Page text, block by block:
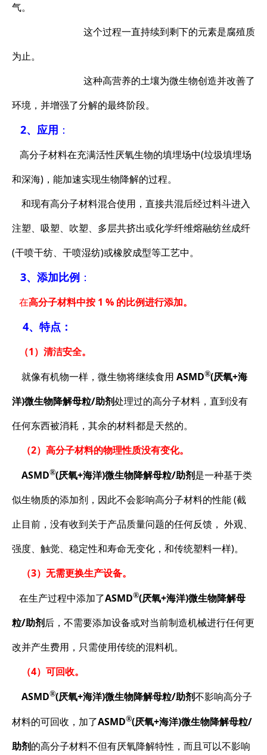
气。
这个过程一直持续到剩下的元素是腐殖质
为止。
这种高营养的土壤为微生物创造并改善了
环境，并增强了分解的最终阶段。
2、应用 ：
高分子材料在充满活性厌氧生物的填埋场中(垃圾填埋场
和深海)，能加速实现生物降解的过程。
和现有高分子材料混合使用，直接共混后经过料斗进入
注塑、吸塑、吹塑、多层共挤出或化学纤维熔融纺丝成纤
(干喷干纺、干喷湿纺)或橡胶成型等工艺中。
3、添加比例 ：
在高分子材料中按 1 % 的比例进行添加。
4、特点：
（1）清洁安全。
就像有机物一样，微生物将继续食用 ASMD®(厌氧+海
洋)微生物降解母粒/助剂处理过的高分子材料，直到没有
任何东西被消耗，其余的材料都是天然的。
（2）高分子材料的物理性质没有变化。
ASMD®(厌氧+海洋)微生物降解母粒/助剂是一种基于类
似生物质的添加剂，因此不会影响高分子材料的性能 (截
止目前，没有收到关于产品质量问题的任何反馈， 外观、
强度、触觉、稳定性和寿命无变化，和传统塑料一样)。
（3）无需更换生产设备。
在生产过程中添加了ASMD®(厌氧+海洋)微生物降解母
粒/助剂后，不需要添加设备或对当前制造机械进行任何更
改并产生费用，只需使用传统的混料机。
（4）可回收。
ASMD®(厌氧+海洋)微生物降解母粒/助剂不影响高分子
材料的可回收，加了ASMD®(厌氧+海洋)微生物降解母粒/
助剂的高分子材料不但有厌氧降解特性，而且可以不影响